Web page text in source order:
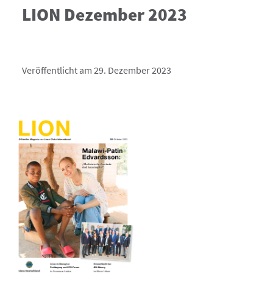
LION Dezember 2023
Veröffentlicht am 29. Dezember 2023